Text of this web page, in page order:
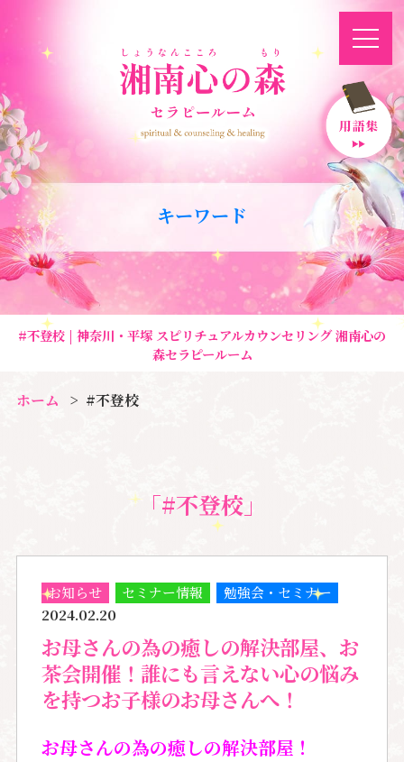
キーワード
#不登校 | 神奈川・平塚 スピリチュアルカウンセリング 湘南心の
森セラピールーム
ホーム #不登校
「#不登校」
お知らせ セミナー情報
勉強会・セミナー
2024.02.20
お母さんの為の癒しの解決部屋、お
茶会開催！誰にも言えない心の悩み
を持つお子様のお母さんへ！
お母さんの為の癒しの解決部屋！